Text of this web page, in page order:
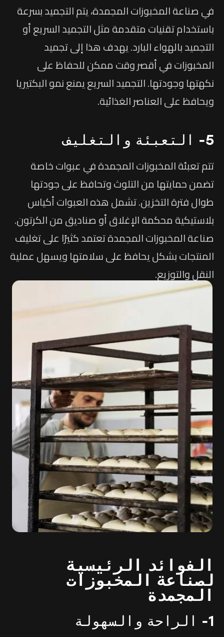
في صناعة المخبوزات المجمدة، يتم التجميد بسرعة
باستخدام تقنيات متقدمة مثل التجميد السريع أو
التجميد بالهواء البارد. يهدف هذا إلى تجميد
المخبوزات في أقصر وقت ممكن للحفاظ على
نكهتها وجودتها. التجميد السريع يمنع نمو البكتيريا
ويحافظ على العناصر الغذائية.
5- التعبئة والتغليف
تتم تعبئة المخبوزات المجمدة في عبوات خاصة
تضمن حمايتها من التلوث وتحافظ على جودتها
طوال فترة التخزين. تشمل هذه العبوات أكياس
بلاستيكية محكمة الإغلاق أو صناديق من الكرتون.
صناعة المخبوزات المجمدة تعتمد كثيرًا على تغليف
المنتجات بشكل يحافظ على سلامتها ويسهل عملية
النقل والتوزيع.
الفوائد الرئيسية
لصناعة المخبوزات
المجمدة
1- الراحة والسهولة